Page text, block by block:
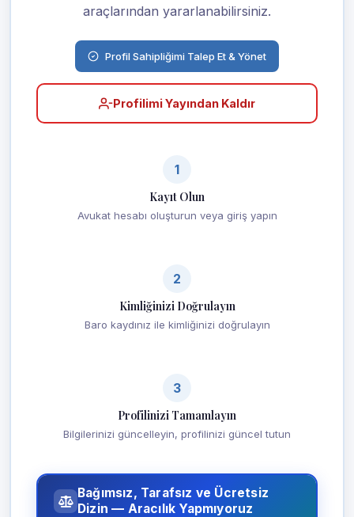
araçlarından yararlanabilirsiniz.
Profil Sahipliğimi Talep Et & Yönet
Profilimi Yayından Kaldır
1
Kayıt Olun
Avukat hesabı oluşturun veya giriş yapın
2
Kimliğinizi Doğrulayın
Baro kaydınız ile kimliğinizi doğrulayın
3
Profilinizi Tamamlayın
Bilgilerinizi güncelleyin, profilinizi güncel tutun
Bağımsız, Tarafsız ve Ücretsiz
Dizin — Aracılık Yapmıyoruz